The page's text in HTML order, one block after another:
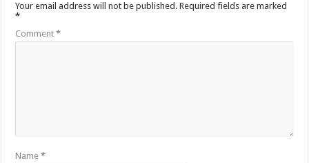
Your email address will not be published. Required fields are marked
*
Comment*
Name*